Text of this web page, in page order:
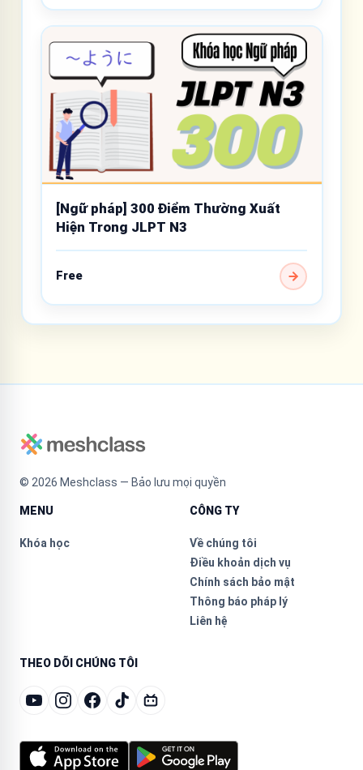
[Ngữ pháp] 300 Điểm Thường Xuất
Hiện Trong JLPT N3
Free
© 2026 Meshclass — Bảo lưu mọi quyền
MENU
Khóa học
CÔNG TY
Về chúng tôi
Điều khoản dịch vụ
Chính sách bảo mật
Thông báo pháp lý
Liên hệ
THEO DÕI CHÚNG TÔI